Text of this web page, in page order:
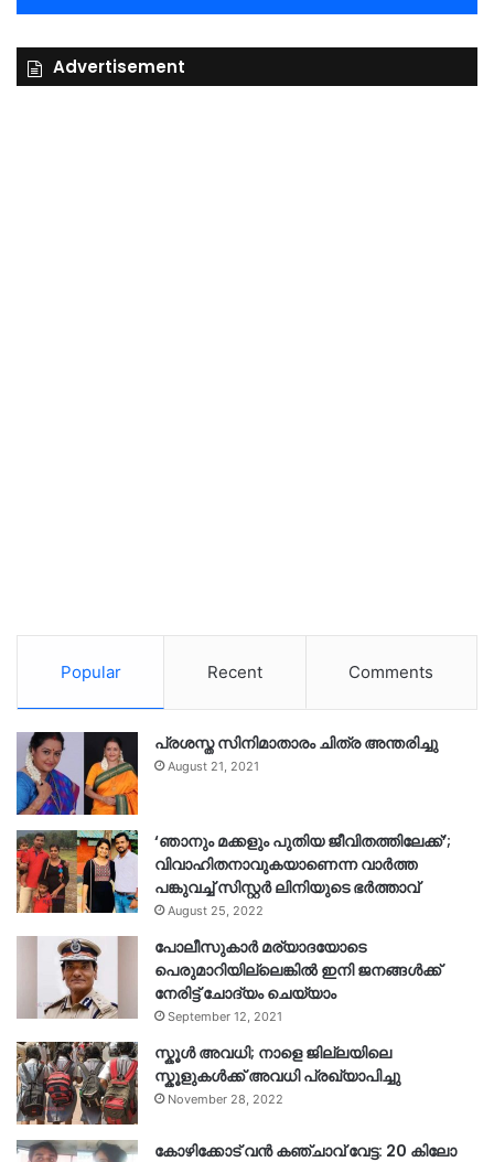
Advertisement
Popular Recent Comments
പ്രശസ്ത സിനിമാതാരം ചിത്ര അന്തരിച്ചു
August 21, 2021
‘ഞാനും മക്കളും പുതിയ ജീവിതത്തിലേക്ക്’;
വിവാഹിതനാവുകയാണെന്ന വാർത്ത
പങ്കുവച്ച് സിസ്റ്റർ ലിനിയുടെ ഭർത്താവ്
August 25, 2022
പോലീസുകാര്‍ മര്യാദയോടെ
പെരുമാറിയില്ലെങ്കില്‍ ഇനി ജനങ്ങള്‍ക്ക്
നേരിട്ട് ചോദ്യം ചെയ്യാം
September 12, 2021
സ്കൂൾ അവധി; നാളെ ജില്ലയിലെ
സ്കൂളുകൾക്ക് അവധി പ്രഖ്യാപിച്ചു
November 28, 2022
കോഴിക്കോട് വൻ കഞ്ചാവ് വേട്ട: 20 കിലോ